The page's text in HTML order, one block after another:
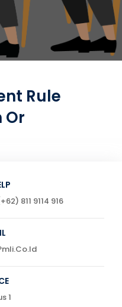
Rule
Or
811 9114 916
1